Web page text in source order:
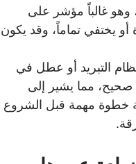
غالباً مؤشر على
يختفي تماماً، وقد يكون
التبريد أو عطل في
صحيح، مما يشير إلى
خطوة مهمة قبل الشروع